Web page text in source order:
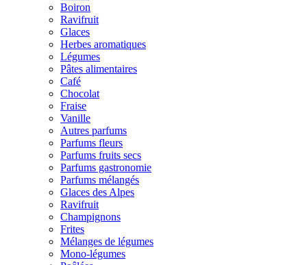
Boiron
Ravifruit
Glaces
Herbes aromatiques
Légumes
Pâtes alimentaires
Café
Chocolat
Fraise
Vanille
Autres parfums
Parfums fleurs
Parfums fruits secs
Parfums gastronomie
Parfums mélangés
Glaces des Alpes
Ravifruit
Champignons
Frites
Mélanges de légumes
Mono-légumes